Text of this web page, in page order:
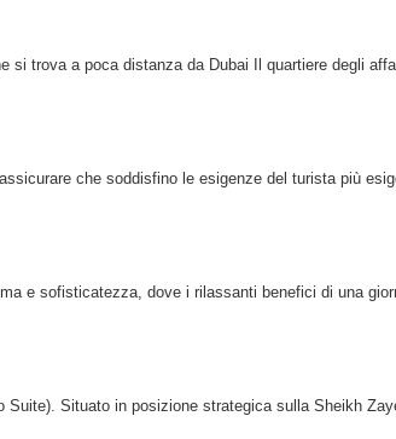
si trova a poca distanza da Dubai Il quartiere degli
che soddisfino le esigenze del turista più
e sofisticatezza, dove i rilassanti benefici di una
Situato in posizione strategica sulla Sheikh